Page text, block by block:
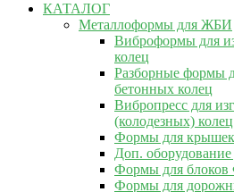
КАТАЛОГ
Металлоформы для ЖБИ
Виброформы для
колец
Разборные формы
бетонных колец
Вибропресс для
(колодезных) колец
Формы для
Доп.
Формы для
Формы для